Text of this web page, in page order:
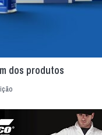
dos produtos